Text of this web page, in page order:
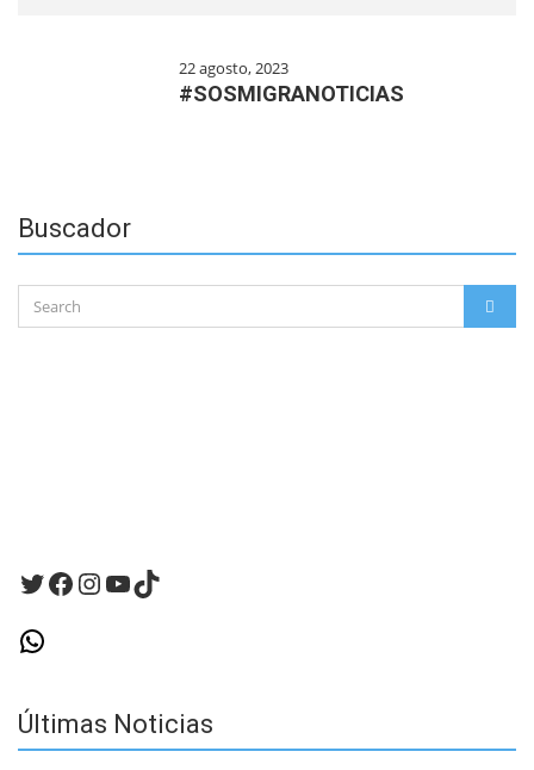
22 agosto, 2023
#SOSMIGRANOTICIAS
Buscador
Search
for:
Twitter
Facebook
Instagram
YouTube
TikTok
WhatsApp
Últimas Noticias